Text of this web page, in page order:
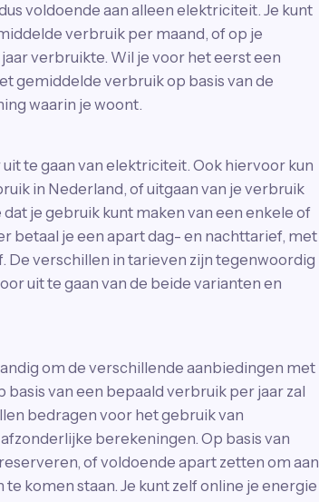
voldoende aan alleen elektriciteit. Je kunt
verbruik per maand, of op je
verbruikte. Wil je voor het eerst een
gemiddelde verbruik op basis van de
waarin je woont.
te gaan van elektriciteit. Ook hiervoor kun
in Nederland, of uitgaan van je verbruik
je gebruik kunt maken van een enkele of
betaal je een apart dag- en nachttarief, met
De verschillen in tarieven zijn tegenwoordig
uit te gaan van de beide varianten en
om de verschillende aanbiedingen met
basis van een bepaald verbruik per jaar zal
bedragen voor het gebruik van
berekeningen. Op basis van
of voldoende apart zetten om aan
komen staan. Je kunt zelf online je energie